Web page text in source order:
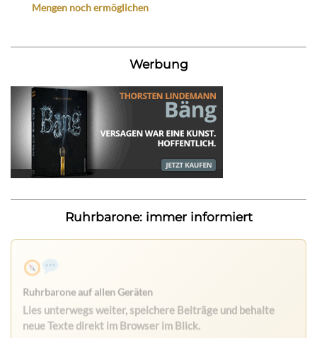
Mengen noch ermöglichen
Werbung
Ruhrbarone: immer informiert
Ruhrbarone auf allen Geräten
Lies unterwegs weiter, speichere Beiträge und behalte
neue Texte direkt im Browser im Blick.